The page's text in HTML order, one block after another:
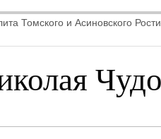
Томского и Асиновского